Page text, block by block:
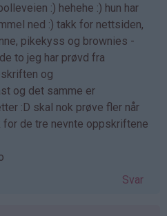
:) hehehe :) hun har
ned :) takk for nettsiden,
pikekyss og brownies -
to jeg har prøvd fra
og
og det samme er
:D skal nok prøve fler når
for de tre nevnte oppskriftene
Svar